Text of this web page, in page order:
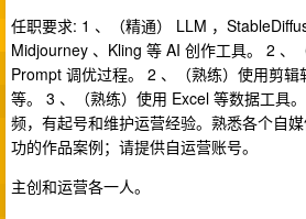
任职要求: 1 、（精通） LLM ，
Midjourney 、Kling 等 AI 创作工具。 2 、
Prompt 调优过程。 2 、（熟练）使用剪
等。 3 、（熟练）使用 Excel 等数据工具
频，有起号和维护运营经验。熟悉各个自
功的作品案例；请提供自运营账号。
主创和运营各一人。